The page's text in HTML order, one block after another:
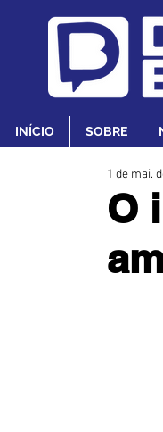
INÍCIO SOBRE
O
1 de mai.